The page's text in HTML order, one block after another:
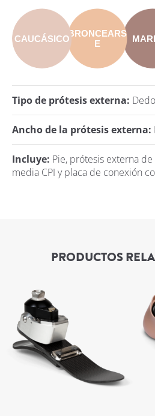
CAUCÁSICOBRONCEARS
E
Tipo de prótesis externa:
Ancho de la prótesis externa:
Incluye: Pie, prótesis externa
media CPI y placa de conexión
PRODUCTOS